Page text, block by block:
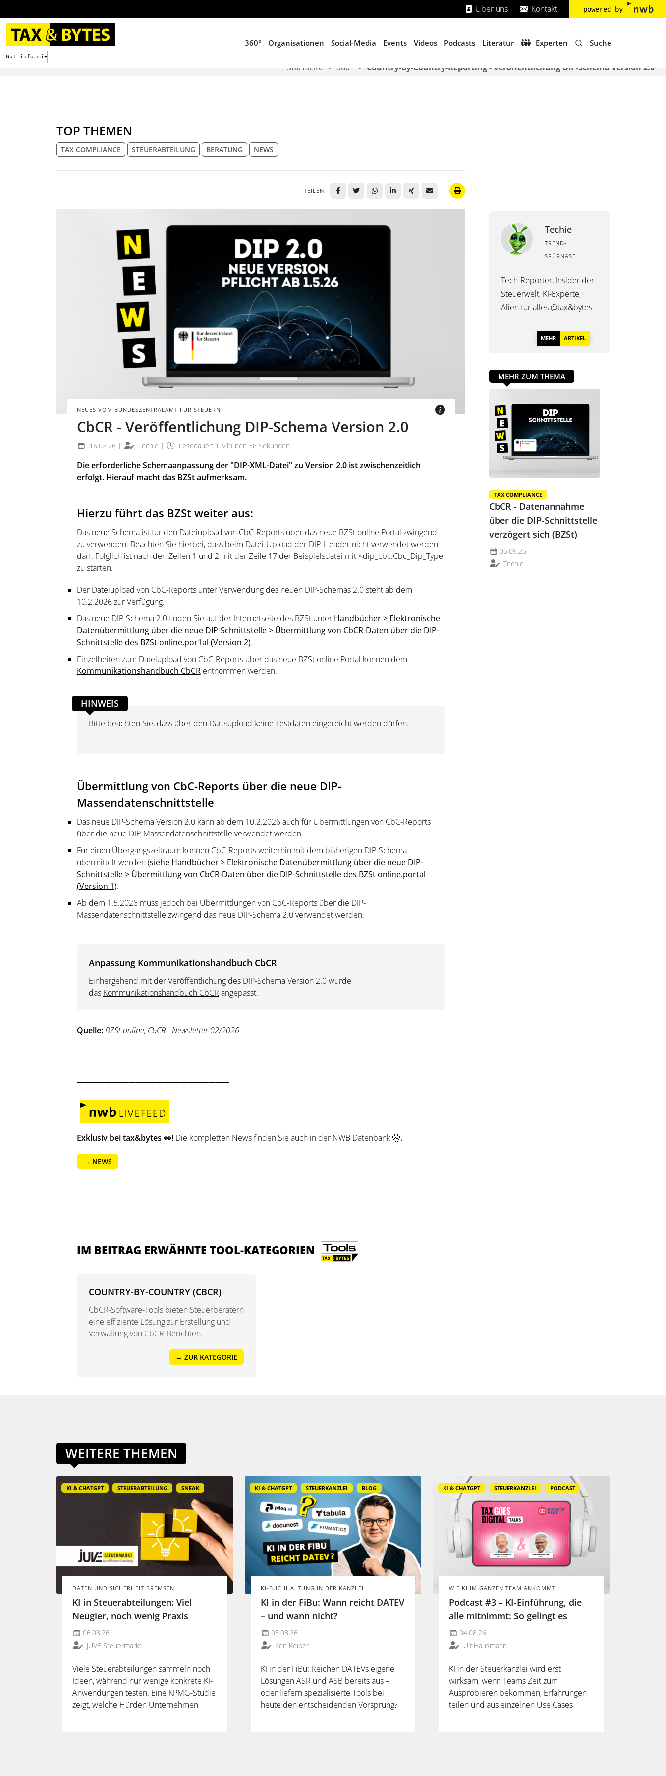
Über uns Kontakt powered by
Gut informieren. Besser digitalisieren.
360° Organisationen Social-Media Events Videos Podcasts Literatur Experten Suche
Startseite 360° Country-by-Country-Reporting - Veröffentlichung DIP-Schema Version 2.0
TOP THEMEN
TAX COMPLIANCE STEUERABTEILUNG BERATUNG NEWS
TEILEN:
NEUES VOM BUNDESZENTRALAMT FÜR STEUERN
CbCR - Veröffentlichung DIP-Schema Version 2.0
16.02.26 | Techie | Lesedauer: 1 Minuten 38 Sekunden
Laptop mit Darstellung der Erde und leuchtenden
Verbindungslinien im All.
BILD: @ZENZETA VIA CANVA.COM
Die erforderliche Schemaanpassung der "DIP-XML-Datei" zu Version 2.0 ist zwischenzeitlich
erfolgt. Hierauf macht das BZSt aufmerksam.
Hierzu führt das BZSt weiter aus:
Das neue Schema ist für den Dateiupload von CbC-Reports über das neue BZSt online.Portal zwingend
zu verwenden. Beachten Sie hierbei, dass beim Datei-Upload der DIP-Header nicht verwendet werden
darf. Folglich ist nach den Zeilen 1 und 2 mit der Zeile 17 der Beispielsdatei mit <dip_cbc:Cbc_Dip_Type
zu starten.
Der Dateiupload von CbC-Reports unter Verwendung des neuen DIP-Schemas 2.0 steht ab dem
10.2.2026 zur Verfügung.
Das neue DIP-Schema 2.0 finden Sie auf der Internetseite des BZSt unter Handbücher > Elektronische
Datenübermittlung über die neue DIP-Schnittstelle > Übermittlung von CbCR-Daten über die DIP-
Schnittstelle des BZSt online.por1al (Version 2).
Einzelheiten zum Dateiupload von CbC-Reports über das neue BZSt online.Portal können dem
Kommunikationshandbuch CbCRentnommen werden.
HINWEIS
Bitte beachten Sie, dass über den Dateiupload keine Testdaten eingereicht werden dürfen.
Übermittlung von CbC-Reports über die neue DIP-
Massendatenschnittstelle
Das neue DIP-Schema Version 2.0 kann ab dem 10.2.2026 auch für Übermittlungen von CbC-Reports
über die neue DIP-Massendatenschnittstelle verwendet werden.
Für einen Übergangszeitraum können CbC-Reports weiterhin mit dem bisherigen DIP-Schema
übermittelt werden (siehe Handbücher > Elektronische Datenübermittlung über die neue DIP-
Schnittstelle > Übermittlung von CbCR-Daten über die DIP-Schnittstelle des BZSt online.portal
(Version 1).
Ab dem 1.5.2026 muss jedoch bei Übermittlungen von CbC-Reports über die DIP-
Massendatenschnittstelle zwingend das neue DIP-Schema 2.0 verwendet werden.
Anpassung Kommunikationshandbuch CbCR
Einhergehend mit der Veröffentlichung des DIP-Schema Version 2.0 wurde
das Kommunikationshandbuch CbCR angepasst.
Quelle:BZSt online, CbCR - Newsletter 02/2026
Exklusiv bei tax&bytes 👀! Die kompletten News finden Sie auch in der NWB Datenbank 🤫.
→ NEWS
IM BEITRAG ERWÄHNTE TOOL-KATEGORIEN
COUNTRY-BY-COUNTRY (CBCR)
CbCR-Software-Tools bieten Steuerberatern
eine effiziente Lösung zur Erstellung und
Verwaltung von CbCR-Berichten.
→ ZUR KATEGORIE
Techie
TREND-
SPÜRNASE
Tech-Reporter, Insider der
Steuerwelt, KI-Experte,
Alien für alles @tax&bytes
MEHR ARTIKEL
MEHR ZUM THEMA
TAX COMPLIANCE
CbCR - Datenannahme
über die DIP-Schnittstelle
verzögert sich (BZSt)
05.09.25
Techie
WEITERE THEMEN
KI & CHATGPT STEUERABTEILUNG SNEAK
DATEN UND SICHERHEIT BREMSEN
KI in Steuerabteilungen: Viel
Neugier, noch wenig Praxis
06.08.26
JUVE Steuermarkt
Viele Steuerabteilungen sammeln noch
Ideen, während nur wenige konkrete KI-
Anwendungen testen. Eine KPMG-Studie
zeigt, welche Hürden Unternehmen
KI & CHATGPT STEUERKANZLEI BLOG
KI-BUCHHALTUNG IN DER KANZLEI
KI in der FiBu: Wann reicht DATEV
– und wann nicht?
05.08.26
Ken Keiper
KI in der FiBu: Reichen DATEVs eigene
Lösungen ASR und ASB bereits aus –
oder liefern spezialisierte Tools bei
heute den entscheidenden Vorsprung?
KI & CHATGPT STEUERKANZLEI PODCAST
WIE KI IM GANZEN TEAM ANKOMMT
Podcast #3 – KI-Einführung, die
alle mitnimmt: So gelingt es
04.08.26
Ulf Hausmann
KI in der Steuerkanzlei wird erst
wirksam, wenn Teams Zeit zum
Ausprobieren bekommen, Erfahrungen
teilen und aus einzelnen Use Cases